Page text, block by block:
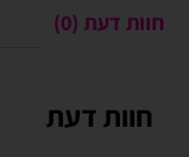
חוות דעת (0)
חוות דעת